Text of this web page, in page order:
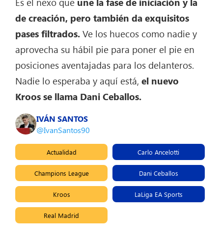
de creación, pero también da exquisitos
pases filtrados.Ve los huecos como nadie y
aprovecha su hábil pie para poner el pie en
posiciones aventajadas para los delanteros.
Nadie lo esperaba y aquí está,el nuevo
Kroos se llama Dani Ceballos.
IVÁN SANTOS
@IvanSantos90
Actualidad Carlo Ancelotti
Champions League Dani Ceballos
Kroos LaLiga EA Sports
Real Madrid